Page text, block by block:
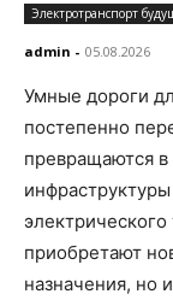
Электротранспорт
admin - 05.08.2026
Умные дороги
постепенно
превращаются в
приобретают
назначения, но